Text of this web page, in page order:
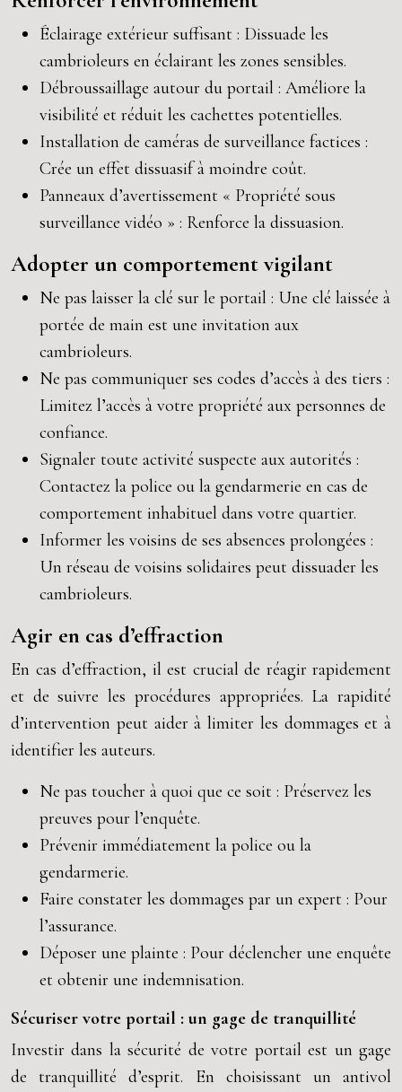
Éclairage extérieur suffisant : Dissuade les
cambrioleurs en éclairant les zones sensibles.
Débroussaillage autour du portail : Améliore la
visibilité et réduit les cachettes potentielles.
Installation de caméras de surveillance factices :
Crée un effet dissuasif à moindre coût.
Panneaux d’avertissement « Propriété sous
surveillance vidéo » : Renforce la dissuasion.
Adopter un comportement vigilant
Ne pas laisser la clé sur le portail : Une clé laissée à
portée de main est une invitation aux
cambrioleurs.
Ne pas communiquer ses codes d’accès à des tiers :
Limitez l’accès à votre propriété aux personnes de
confiance.
Signaler toute activité suspecte aux autorités :
Contactez la police ou la gendarmerie en cas de
comportement inhabituel dans votre quartier.
Informer les voisins de ses absences prolongées :
Un réseau de voisins solidaires peut dissuader les
cambrioleurs.
Agir en cas d’effraction
En cas d’effraction, il est crucial de réagir rapidement
et de suivre les procédures appropriées. La rapidité
d’intervention peut aider à limiter les dommages et à
identifier les auteurs.
Ne pas toucher à quoi que ce soit : Préservez les
preuves pour l’enquête.
Prévenir immédiatement la police ou la
gendarmerie.
Faire constater les dommages par un expert : Pour
l’assurance.
Déposer une plainte : Pour déclencher une enquête
et obtenir une indemnisation.
Sécuriser votre portail : un gage de tranquillité
Investir dans la sécurité de votre portail est un gage
de tranquillité d’esprit. En choisissant un antivol